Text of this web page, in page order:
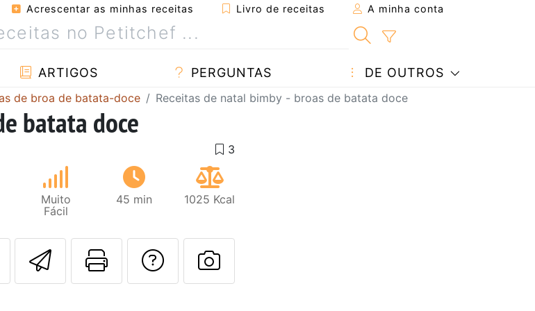
Acrescentar as minhas receitas Livro de receitas A minha conta
ARTIGOS PERGUNTAS DE OUTROS
de broa de batata-doce Receitas de natal bimby - broas de batata doce
batata doce
Muito
Fácil
45 min 1025 Kcal
Enviar esta receita a um amigo
Imprima esta página
Falar com o autor da receita
Fez esta receita? Compartilhe